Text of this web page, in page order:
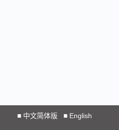
大展展會精選
■ 中文简体版 ■ English